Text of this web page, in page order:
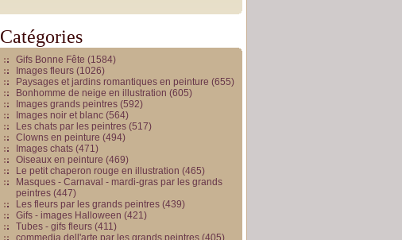
Catégories
Gifs Bonne Fête (1584)
Images fleurs (1026)
Paysages et jardins romantiques en peinture (655)
Bonhomme de neige en illustration (605)
Images grands peintres (592)
Images noir et blanc (564)
Les chats par les peintres (517)
Clowns en peinture (494)
Images chats (471)
Oiseaux en peinture (469)
Le petit chaperon rouge en illustration (465)
Masques - Carnaval - mardi-gras par les grands
peintres (447)
Les fleurs par les grands peintres (439)
Gifs - images Halloween (421)
Tubes - gifs fleurs (411)
commedia dell'arte par les grands peintres (405)